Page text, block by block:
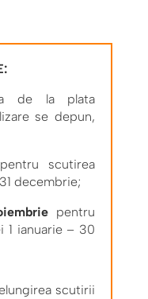
de la plata
se depun,
scutirea
decembrie;
pentru
1 ianuarie – 30
scutirii